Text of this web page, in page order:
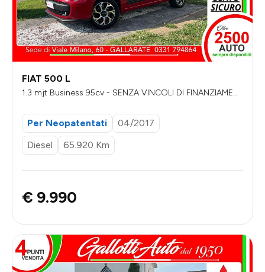
FIAT 500 L
1.3 mjt Business 95cv - SENZA VINCOLI DI FINANZIAMENT
Per Neopatentati
04/2017
Diesel
65.920 Km
€ 9.990